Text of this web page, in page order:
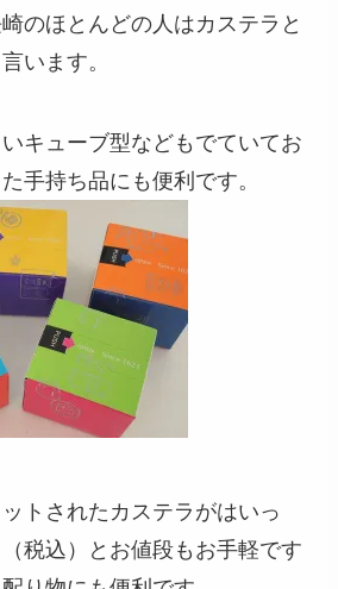
のほとんどの人はカステラと
います。
キューブ型などもでていてお
手持ち品にも便利です。
トされたカステラがはいっ
税込）とお値段もお手軽です